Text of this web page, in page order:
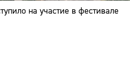
на участие в фестивале